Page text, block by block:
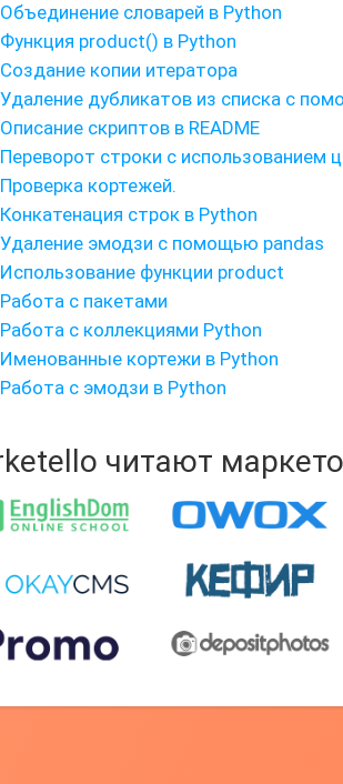
Объединение словарей в Python
Функция product() в Python
Создание копии итератора
Удаление дубликатов из списка с
Описание скриптов в README
Переворот строки с использованием
Проверка кортежей.
Конкатенация строк в Python
Удаление эмодзи с помощью pandas
Использование функции product
Работа с пакетами
Работа с коллекциями Python
Именованные кортежи в Python
Работа с эмодзи в Python
читают